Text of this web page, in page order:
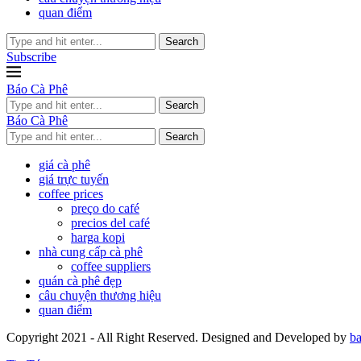
quan điểm
Search
Subscribe
Báo Cà Phê
Search
Báo Cà Phê
Search
giá cà phê
giá trực tuyến
coffee prices
preço do café
precios del café
harga kopi
nhà cung cấp cà phê
coffee suppliers
quán cà phê đẹp
câu chuyện thương hiệu
quan điểm
Copyright 2021 - All Right Reserved. Designed and Developed by